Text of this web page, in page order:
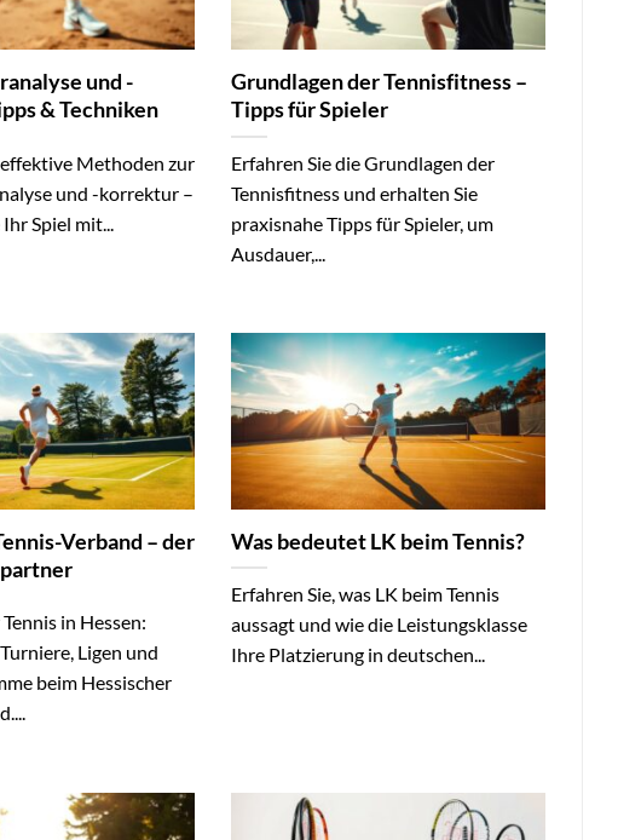
und -
& Techniken
effektive Methoden zur
und -korrektur –
Spiel mit...
Grundlagen der Tennisfitness –
Tipps für Spieler
Erfahren Sie die Grundlagen der
Tennisfitness und erhalten Sie
praxisnahe Tipps für Spieler, um
Ausdauer,...
Verband – der
in Hessen:
Ligen und
beim Hessischer
Was bedeutet LK beim Tennis?
Erfahren Sie, was LK beim Tennis
aussagt und wie die Leistungsklasse
Ihre Platzierung in deutschen...